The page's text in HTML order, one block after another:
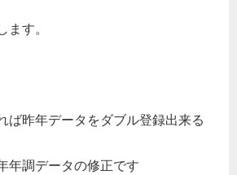
す。
ば昨年データをダブル登録出来る
年調データの修正です